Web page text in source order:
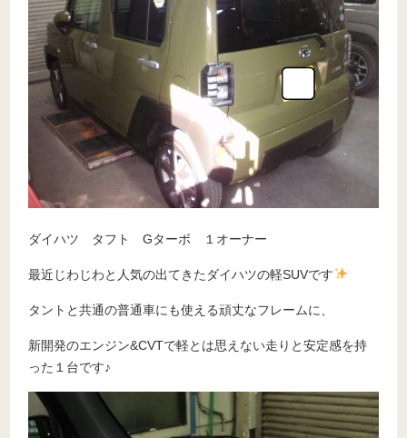
ダイハツ タフト Gターボ １オーナー
最近じわじわと人気の出てきたダイハツの軽SUVです
タントと共通の普通車にも使える頑丈なフレームに、
新開発のエンジン&CVTで軽とは思えない走りと安定感を持
った１台です♪